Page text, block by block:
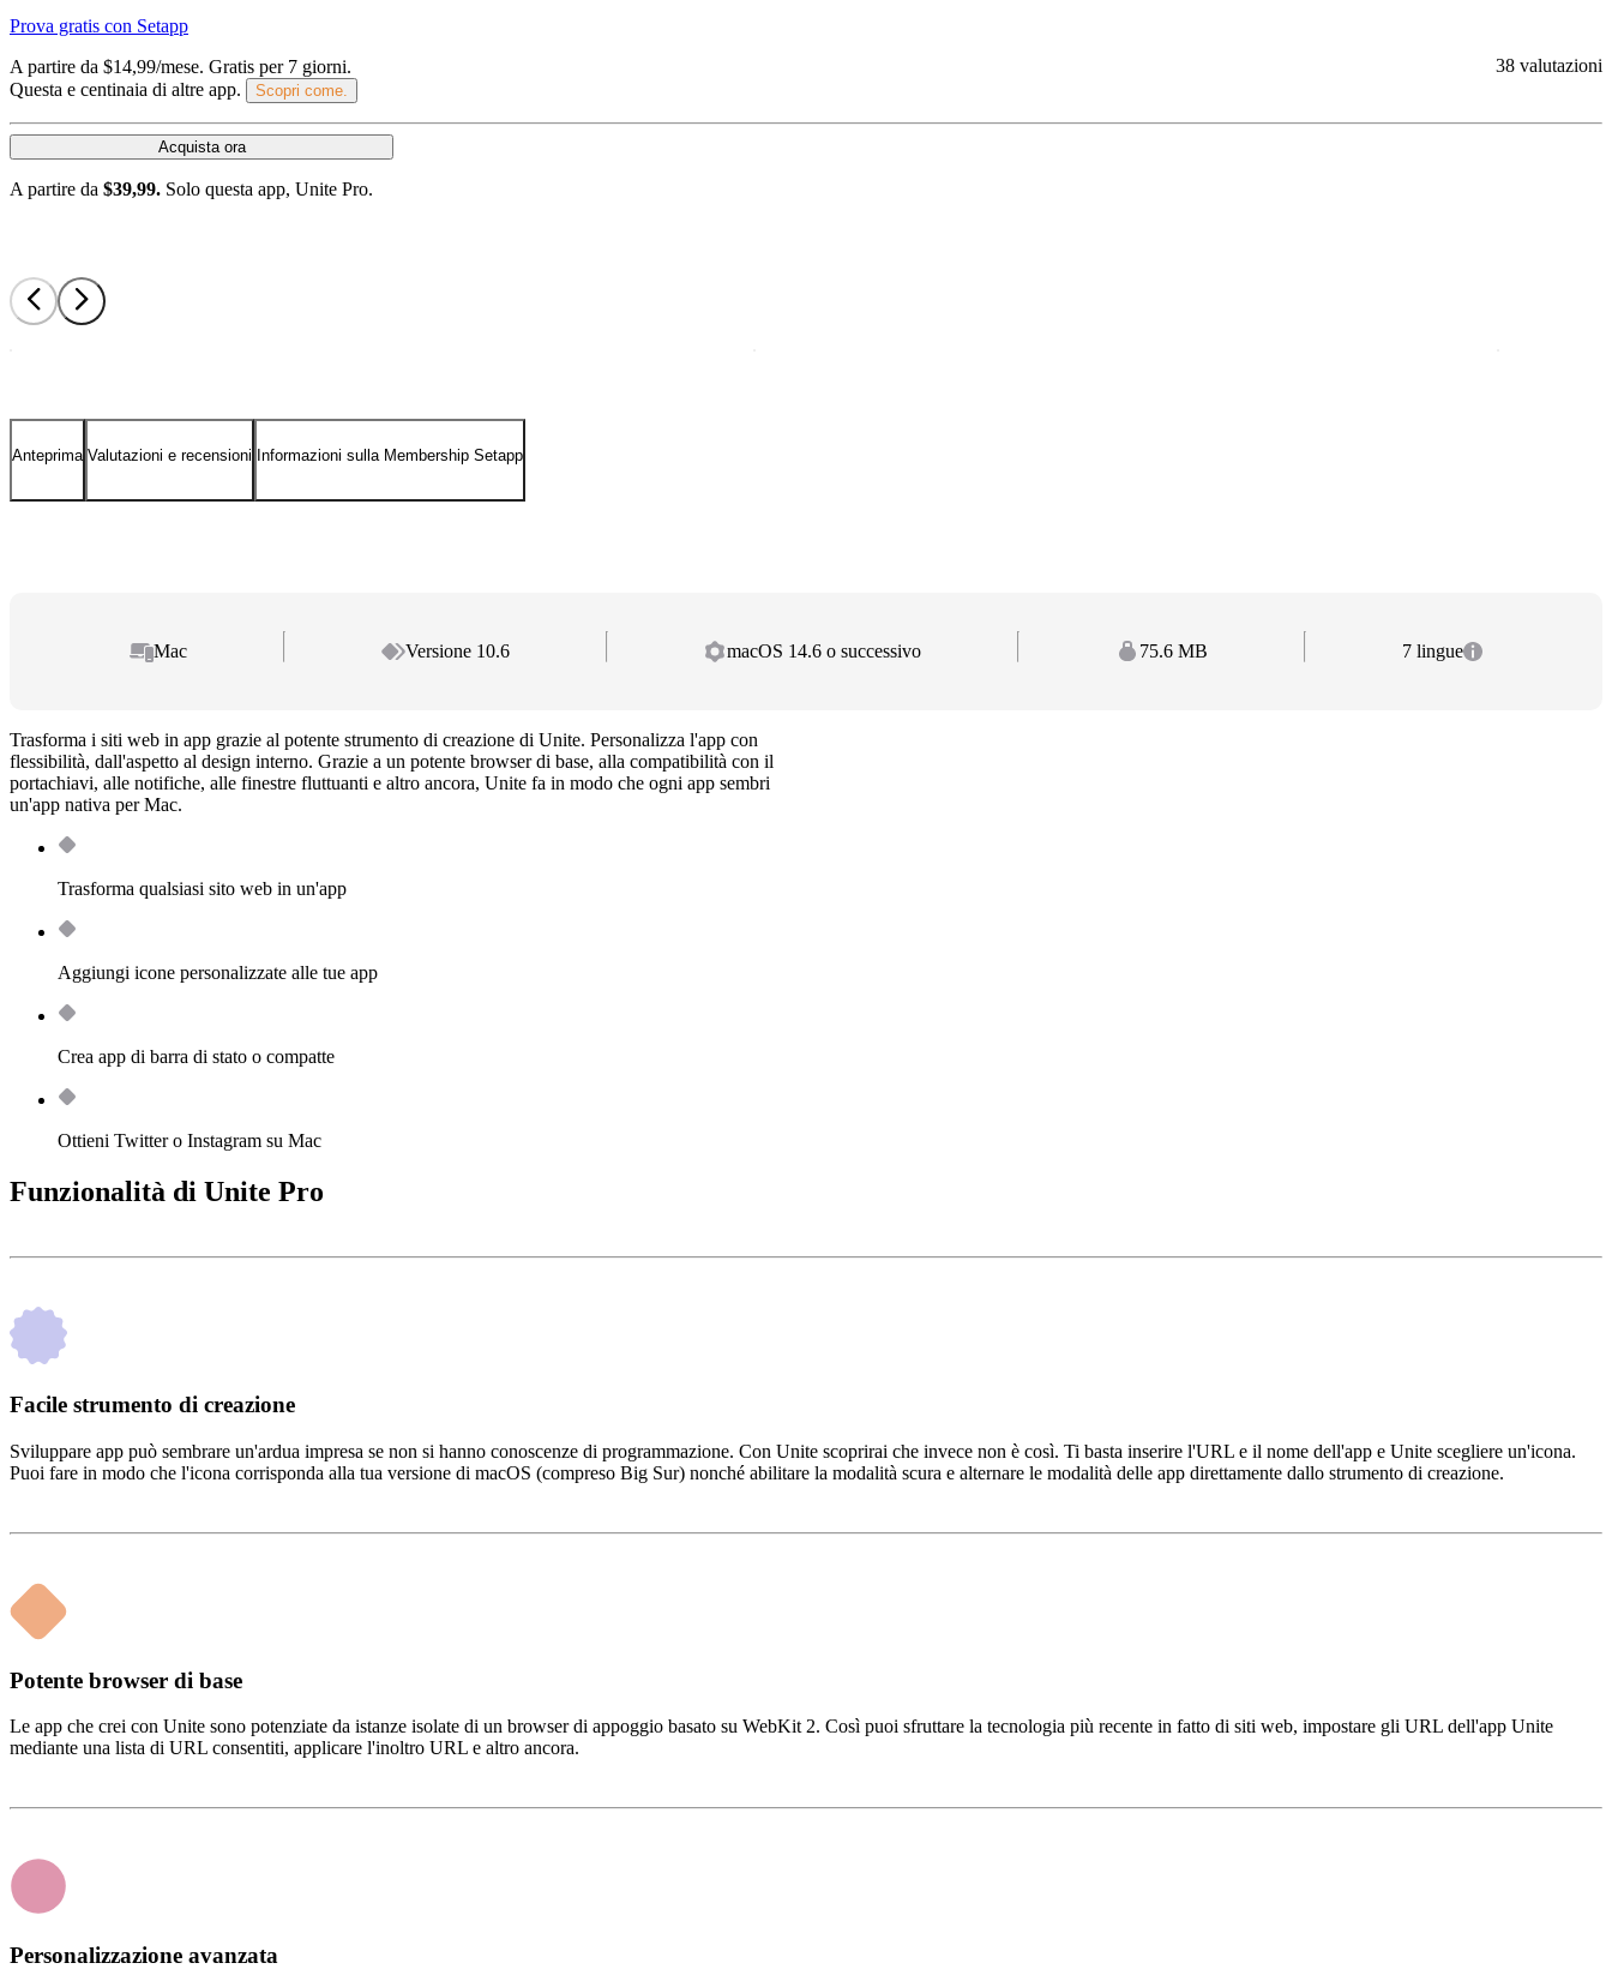
38 valutazioni
Prova gratis con Setapp
A partire da $14,99/mese. Gratis per 7 giorni.
Questa e centinaia di altre app.
Scopri come.
Acquista ora
A partire da $39,99. Solo questa app, Unite Pro.
Anteprima Valutazioni e recensioni Informazioni sulla Membership Setapp
Mac Versione 10.6 macOS 14.6 o successivo 75.6 MB 7 lingue
Trasforma i siti web in app grazie al potente strumento di creazione di Unite. Personalizza l'app con
flessibilità, dall'aspetto al design interno. Grazie a un potente browser di base, alla compatibilità con il
portachiavi, alle notifiche, alle finestre fluttuanti e altro ancora, Unite fa in modo che ogni app sembri
un'app nativa per Mac.
Trasforma qualsiasi sito web in un'app
Aggiungi icone personalizzate alle tue app
Crea app di barra di stato o compatte
Ottieni Twitter o Instagram su Mac
Funzionalità di Unite Pro
Facile strumento di creazione
Sviluppare app può sembrare un'ardua impresa se non si hanno conoscenze di programmazione. Con Unite scoprirai che invece non è così. Ti basta inserire l'URL e il nome dell'app e Unite scegliere un'icona.
Puoi fare in modo che l'icona corrisponda alla tua versione di macOS (compreso Big Sur) nonché abilitare la modalità scura e alternare le modalità delle app direttamente dallo strumento di creazione.
Potente browser di base
Le app che crei con Unite sono potenziate da istanze isolate di un browser di appoggio basato su WebKit 2. Così puoi sfruttare la tecnologia più recente in fatto di siti web, impostare gli URL dell'app Unite
mediante una lista di URL consentiti, applicare l'inoltro URL e altro ancora.
Personalizzazione avanzata